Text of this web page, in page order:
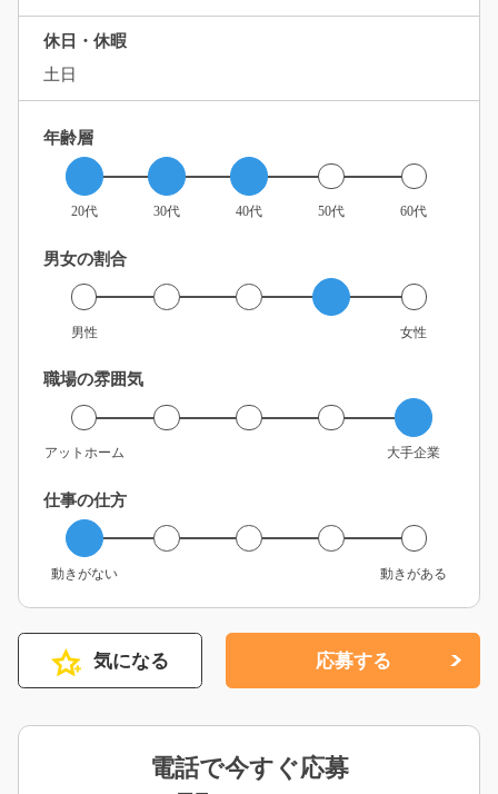
休日・休暇
土日
年齢層
20代 30代 40代 50代 60代
男女の割合
男性 女性
職場の雰囲気
アットホーム 大手企業
仕事の仕方
動きがない 動きがある
気になる 応募する
電話で今すぐ応募